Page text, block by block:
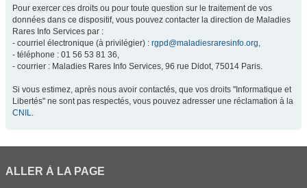
Pour exercer ces droits ou pour toute question sur le traitement de vos
données dans ce dispositif, vous pouvez contacter la direction de Maladies
Rares Info Services par :
- courriel électronique (à privilégier) : rgpd@maladiesraresinfo.org,
- téléphone : 01 56 53 81 36,
- courrier : Maladies Rares Info Services, 96 rue Didot, 75014 Paris.
Si vous estimez, après nous avoir contactés, que vos droits "Informatique et
Libertés" ne sont pas respectés, vous pouvez adresser une réclamation à la
CNIL.
ALLER À LA PAGE